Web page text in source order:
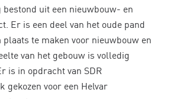
bestond uit een nieuwbouw- en
Er is een deel van het oude pand
plaats te maken voor nieuwbouw en
van het gebouw is volledig
is in opdracht van SDR
gekozen voor een Helvar